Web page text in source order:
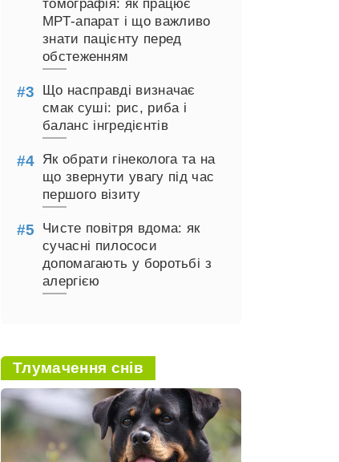
томографія: як працює
МРТ-апарат і що важливо
знати пацієнту перед
обстеженням
Що насправді визначає
смак суші: рис, риба і
баланс інгредієнтів
Як обрати гінеколога та на
що звернути увагу під час
першого візиту
Чисте повітря вдома: як
сучасні пилососи
допомагають у боротьбі з
алергією
Тлумачення снів